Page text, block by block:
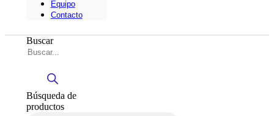
Equipo
Contacto
Buscar
Búsqueda de
productos